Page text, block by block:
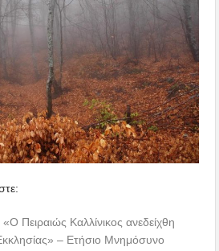
Πειραιώς Καλλίνικος ανεδείχθη
– Ετήσιο Μνημόσυνο